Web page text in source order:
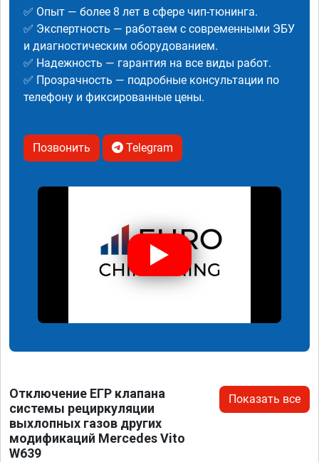
✅ Опыт — более 8 лет в сфере чип-тюнинга.
✅ Экспертность — работаем с современными ЭБУ
и диагностическим оборудованием.
✅ Надежность — гарантия на все виды работ.
✅ Прозрачность — подробные консультации по
телефону и фиксированные цены.
Позвонить Telegram
Отключение ЕГР клапана
системы рециркуляции
выхлопных газов других
модификаций Mercedes Vito
W639
Показать все